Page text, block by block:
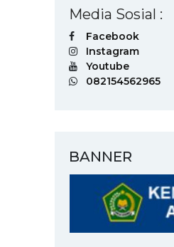
Media Sosial :
Facebook
Instagram
Youtube
082154562965
BANNER